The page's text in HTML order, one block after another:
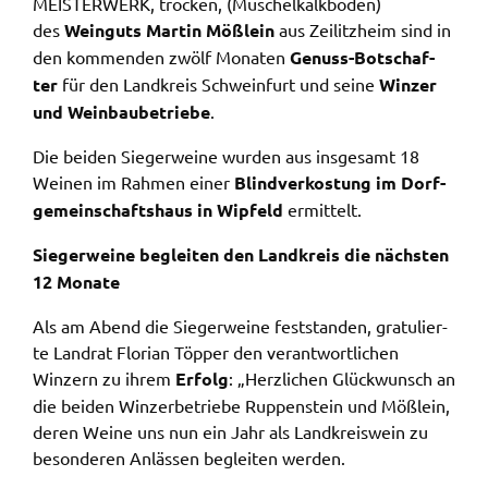
des Wein­guts Martin Mößlein aus Zeilitz­heim sind in
den kommen­den zwölf Mona­ten Genuss-Botschaf­
ter für den Land­kreis Schwein­furt und seine Winzer
und Wein­bau­be­trie­be.
Die beiden Sieger­wei­ne wurden aus insge­samt 18
Weinen im Rahmen einer Blind­ver­kos­tung im Dorf­
ge­mein­schafts­haus in Wipfeld ermit­telt.
Sieger­wei­ne beglei­ten den Land­kreis die nächs­ten
12 Mona­te
Als am Abend die Sieger­wei­ne fest­stan­den, gratu­lier­
te Land­rat Flori­an Töpper den verant­wort­li­chen
Winzern zu ihrem Erfolg: „Herz­li­chen Glück­wunsch an
die beiden Winzer­be­trie­be Ruppen­stein und Mößlein,
deren Weine uns nun ein Jahr als Land­kreis­wein zu
beson­de­ren Anläs­sen beglei­ten werden.
Name:
accessibility
Anbieter:
Zweck:
Kontrast und Schriftgröße
Session
EXTERNE MEDIEN
Wir weisen darauf hin, dass die Verarbeitung Ihrer
Daten bei Aktivierung dieser Auswahlaußerhalb
des Verantwortungsbereichs des Landratsamtes
Schweinfurt liegt und hierfür ausschließlich die